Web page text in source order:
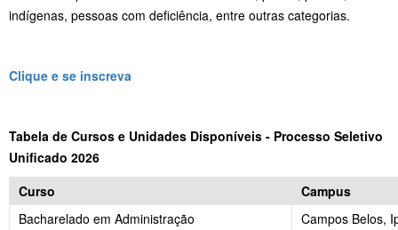
indígenas, pessoas com deficiência, entre outras categorias.
Clique e se inscreva
Tabela de Cursos e Unidades Disponíveis - Processo Seletivo
Unificado 2026
Curso
Campus
Bacharelado em Administração
Campos Belos,